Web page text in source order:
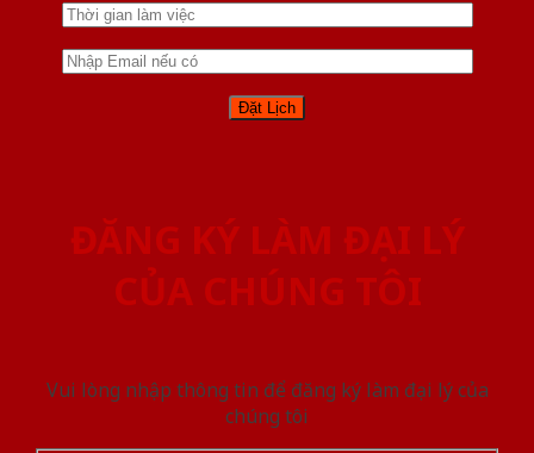
ĐĂNG KÝ LÀM ĐẠI LÝ
CỦA CHÚNG TÔI
Vui lòng nhập thông tin để đăng ký làm đại lý của
chúng tôi